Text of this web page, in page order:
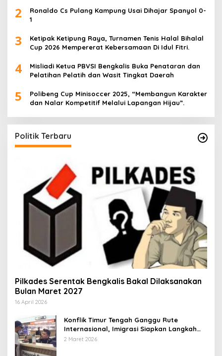
2
Ronaldo Cs Pulang Kampung Usai Dihajar Spanyol 0-
1
3
Ketipak Ketipung Raya, Turnamen Tenis Halal Bihalal
Cup 2026 Mempererat Kebersamaan Di Idul Fitri.
4
Misliadi Ketua PBVSI Bengkalis Buka Penataran dan
Pelatihan Pelatih dan Wasit Tingkat Daerah
5
Polibeng Cup Minisoccer 2025, “Membangun Karakter
dan Nalar Kompetitif Melalui Lapangan Hijau”.
Politik Terbaru
Pilkades Serentak Bengkalis Bakal Dilaksanakan
Bulan Maret 2027
16 April 2026
Konflik Timur Tengah Ganggu Rute
Internasional, Imigrasi Siapkan Langkah
Antisipatif
2 Maret 2026